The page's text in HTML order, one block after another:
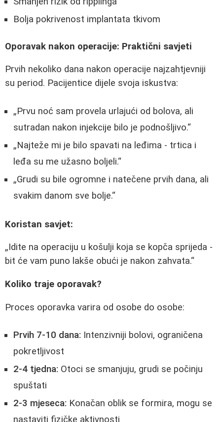
Bolja pokrivenost implantata tkivom
Oporavak nakon operacije: Praktični savjeti
Prvih nekoliko dana nakon operacije najzahtjevniji
su period. Pacijentice dijele svoja iskustva:
Prvu noć sam provela urlajući od bolova, ali
sutradan nakon injekcije bilo je podnošljivo.
Najteže mi je bilo spavati na leđima - trtica i
leđa su me užasno boljeli.
Grudi su bile ogromne i natečene prvih dana, ali
svakim danom sve bolje.
Koristan savjet:
Idite na operaciju u košulji koja se kopča sprijeda -
bit će vam puno lakše obući je nakon zahvata.
Koliko traje oporavak?
Proces oporavka varira od osobe do osobe:
Prvih 7-10 dana: Intenzivniji bolovi, ograničena
pokretljivost
2-4 tjedna: Otoci se smanjuju, grudi se počinju
spuštati
2-3 mjeseca: Konačan oblik se formira, mogu se
nastaviti fizičke aktivnosti